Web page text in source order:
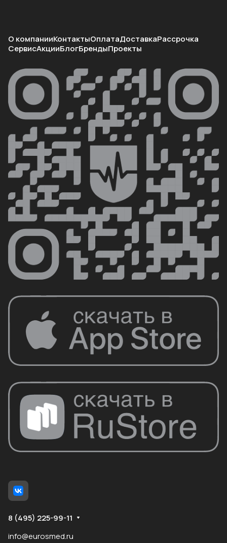
О компанииКонтактыОплатаДоставкаРассрочка
СервисАкцииБлогБрендыПроекты
8 (495) 225-99-11
info@eurosmed.ru